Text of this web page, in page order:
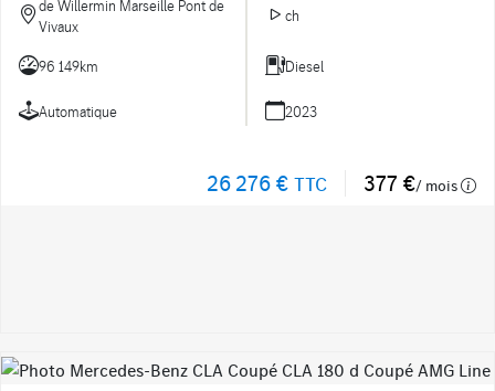
de Willermin Marseille Pont de
Vivaux
ch
96 149km Diesel
Automatique 2023
26 276 € TTC 377 €/ mois